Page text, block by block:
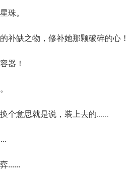
珠。
补缺之物，修补她那颗破碎的心！
器！
个意思就是说，装上去的......
......